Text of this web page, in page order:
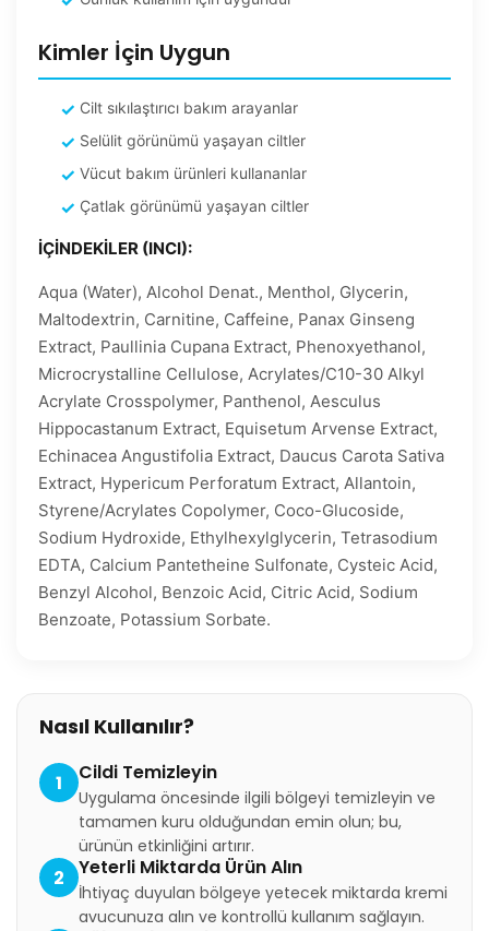
Kimler İçin Uygun
Cilt sıkılaştırıcı bakım arayanlar
Selülit görünümü yaşayan ciltler
Vücut bakım ürünleri kullananlar
Çatlak görünümü yaşayan ciltler
İÇİNDEKİLER (INCI):
Aqua (Water), Alcohol Denat., Menthol, Glycerin,
Maltodextrin, Carnitine, Caffeine, Panax Ginseng
Extract, Paullinia Cupana Extract, Phenoxyethanol,
Microcrystalline Cellulose, Acrylates/C10-30 Alkyl
Acrylate Crosspolymer, Panthenol, Aesculus
Hippocastanum Extract, Equisetum Arvense Extract,
Echinacea Angustifolia Extract, Daucus Carota Sativa
Extract, Hypericum Perforatum Extract, Allantoin,
Styrene/Acrylates Copolymer, Coco-Glucoside,
Sodium Hydroxide, Ethylhexylglycerin, Tetrasodium
EDTA, Calcium Pantetheine Sulfonate, Cysteic Acid,
Benzyl Alcohol, Benzoic Acid, Citric Acid, Sodium
Benzoate, Potassium Sorbate.
Nasıl Kullanılır?
1 Cildi Temizleyin
Uygulama öncesinde ilgili bölgeyi temizleyin ve
tamamen kuru olduğundan emin olun; bu,
ürünün etkinliğini artırır.
2 Yeterli Miktarda Ürün Alın
İhtiyaç duyulan bölgeye yetecek miktarda kremi
avucunuza alın ve kontrollü kullanım sağlayın.